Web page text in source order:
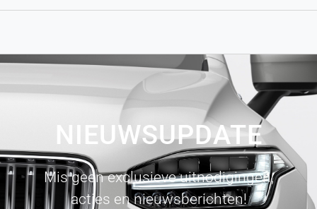
NIEUWSUPDATE
Mis geen exclusieve uitnodigingen,
acties en nieuwsberichten!